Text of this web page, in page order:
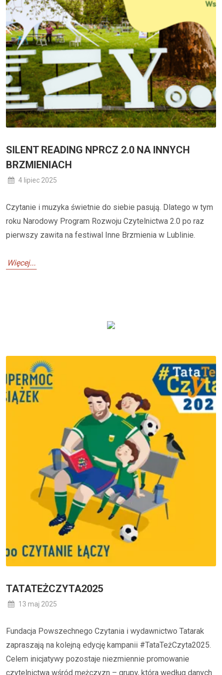
SILENT READING NPRCZ 2.0 NA INNYCH
BRZMIENIACH
4 lipiec 2025
Czytanie i muzyka świetnie do siebie pasują. Dlatego w tym
roku Narodowy Program Rozwoju Czytelnictwa 2.0 po raz
pierwszy zawita na festiwal Inne Brzmienia w Lublinie.
Więcej...
TATATEŻCZYTA2025
13 maj 2025
Fundacja Powszechnego Czytania i wydawnictwo Tatarak
zapraszają na kolejną edycję kampanii #TataTeżCzyta2025.
Celem inicjatywy pozostaje niezmiennie promowanie
czytelnictwa wśród mężczyzn – grupy, która według danych